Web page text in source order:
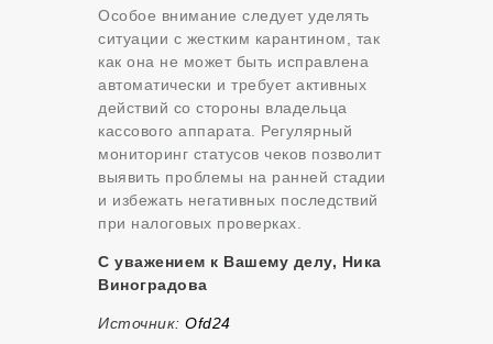
Особое внимание следует уделять
ситуации с жестким карантином, так
как она не может быть исправлена
автоматически и требует активных
действий со стороны владельца
кассового аппарата. Регулярный
мониторинг статусов чеков позволит
выявить проблемы на ранней стадии
и избежать негативных последствий
при налоговых проверках.
С уважением к Вашему делу, Ника
Виноградова
Источник: Оfd24